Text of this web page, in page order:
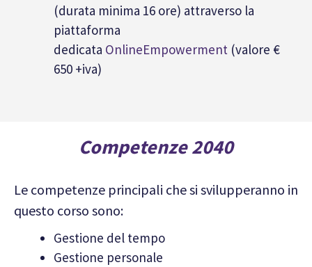
(durata minima 16 ore) attraverso la
piattaforma
dedicata OnlineEmpowerment (valore €
650 +iva)
Competenze 2040
Le competenze principali che si svilupperanno in
questo corso sono:
Gestione del tempo
Gestione personale